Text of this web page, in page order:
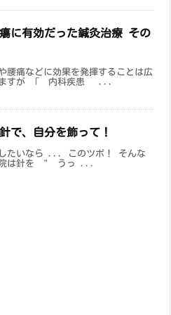
に有効だった鍼灸治療 その
腰痛などに効果を発揮することは広
ますが 「 内科疾患 ...
で、自分を飾って！
したいなら ... このツボ！ そんな
院は針を " うっ ...